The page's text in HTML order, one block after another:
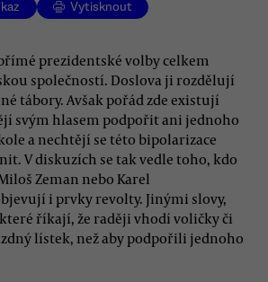
Vytisknout
prezidentské volby celkem
společností. Doslova ji rozdělují
tábory. Avšak pořád zde existují
svým hlasem podpořit ani jednoho
a nechtějí se této bipolarizace
V diskuzích se tak vedle toho, kdo
Zeman nebo Karel
i prvky revolty. Jinými slovy,
říkají, že raději vhodí voličky či
lístek, než aby podpořili jednoho